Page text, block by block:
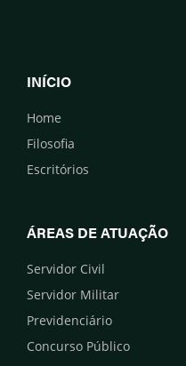
INÍCIO
Home
Filosofia
Escritórios
ÁREAS DE ATUAÇÃO
Servidor Civil
Servidor Militar
Previdenciário
Concurso Público